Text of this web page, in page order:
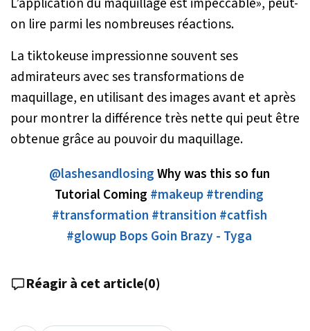
on lire parmi les nombreuses réactions.
La tiktokeuse impressionne souvent ses
admirateurs avec ses transformations de
maquillage, en utilisant des images avant et après
pour montrer la différence très nette qui peut être
obtenue grâce au pouvoir du maquillage.
@lashesandlosingWhy was this so fun
Tutorial Coming #makeup#trending
#transformation #transition #catfish
#glowup Bops Goin Brazy - Tyga
Réagir à cet article(0)